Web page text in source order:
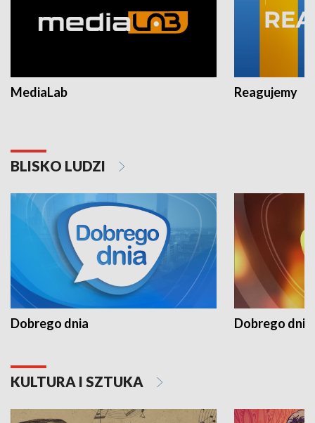
MediaLab Reagujemy
BLISKO LUDZI
Dobrego dnia Dobrego dnia
KULTURA I SZTUKA